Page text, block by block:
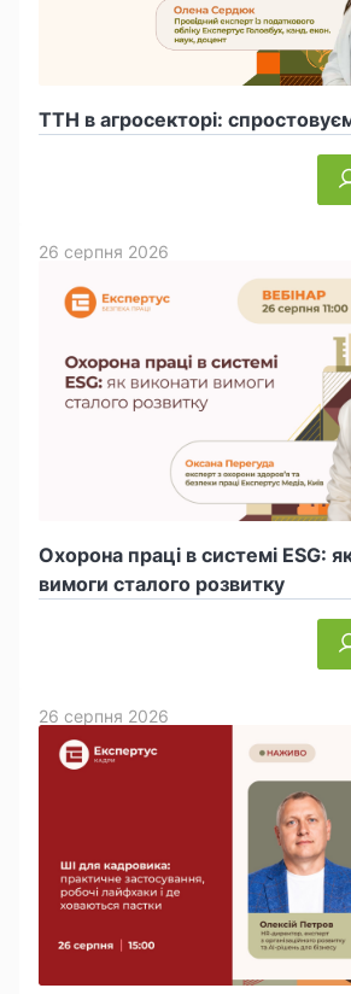
ТТН в агросекторі:
Охорона праці в системі ESG:
вимоги сталого розвитку
26 серпня 2026
26 серпня 2026